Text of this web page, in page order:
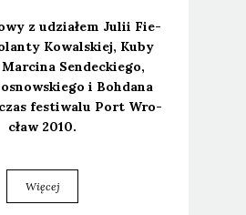
z udzia­łem Julii Fie­
Kowal­skiej, Kuby
Sen­dec­kie­go,
i Boh­da­na
festi­wa­lu Port Wro­
cław 2010.
Więcej